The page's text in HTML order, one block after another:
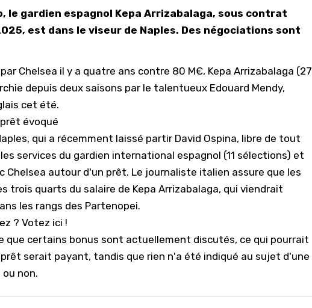
le gardien espagnol Kepa Arrizabalaga, sous contrat
est dans le viseur de Naples. Des négociations sont
Chelsea il y a quatre ans contre 80 M€, Kepa Arrizabalaga (27
depuis deux saisons par le talentueux Edouard Mendy,
cet été.
évoqué
qui a récemment laissé partir David Ospina, libre de tout
services du gardien international espagnol (11 sélections) et
Chelsea autour d'un prêt. Le journaliste italien assure que les
trois quarts du salaire de Kepa Arrizabalaga, qui viendrait
les rangs des Partenopei.
? Votez ici !
que certains bonus sont actuellement discutés, ce qui pourrait
serait payant, tandis que rien n'a été indiqué au sujet d'une
non.